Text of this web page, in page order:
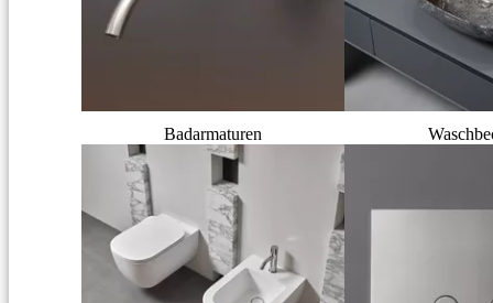
Badarmaturen